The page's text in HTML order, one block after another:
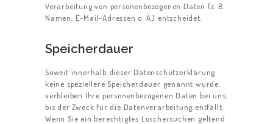
Verarbeitung von personenbezogenen Daten (z. B.
Namen, E-Mail-Adressen o. Ä.) entscheidet.
Speicherdauer
Soweit innerhalb dieser Datenschutzerklärung
keine speziellere Speicherdauer genannt wurde,
verbleiben Ihre personenbezogenen Daten bei uns,
bis der Zweck für die Datenverarbeitung entfällt.
Wenn Sie ein berechtigtes Löschersuchen geltend